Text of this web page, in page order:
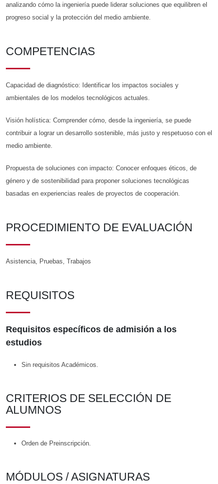
analizando cómo la ingeniería puede liderar soluciones que equilibren el
progreso social y la protección del medio ambiente.
COMPETENCIAS
Capacidad de diagnóstico: Identificar los impactos sociales y
ambientales de los modelos tecnológicos actuales.
Visión holística: Comprender cómo, desde la ingeniería, se puede
contribuir a lograr un desarrollo sostenible, más justo y respetuoso con el
medio ambiente.
Propuesta de soluciones con impacto: Conocer enfoques éticos, de
género y de sostenibilidad para proponer soluciones tecnológicas
basadas en experiencias reales de proyectos de cooperación.
PROCEDIMIENTO DE EVALUACIÓN
Asistencia, Pruebas, Trabajos
REQUISITOS
Requisitos específicos de admisión a los
estudios
Sin requisitos Académicos.
CRITERIOS DE SELECCIÓN DE
ALUMNOS
Orden de Preinscripción.
MÓDULOS / ASIGNATURAS